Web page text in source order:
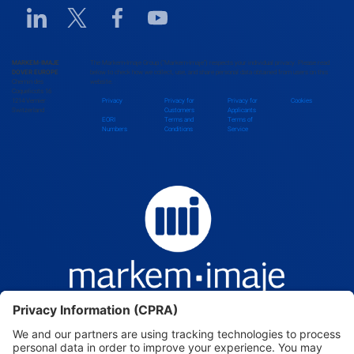
Bolivia
Bulgaria
Linkedin URL link
Twitter URL linkFacebook URL link
Youtube URL link
MARKEM-IMAJE
DOVER EUROPE
Chemin des
Coquelicots 16
1214 Vernier
Switzerland
The Markem-Imaje Group (“Markem-Imaje”) respects your individual privacy. Please read
below to check how we collect, use, and share personal data obtained from users on this
website.
Privacy
Privacy for
Customers
Privacy for
Applicants
Cookies
EORI
Numbers
Terms and
Conditions
Terms of
Service